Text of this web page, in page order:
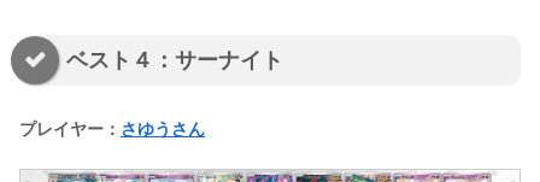
ベスト４：サーナイト
プレイヤー： さゆうさん